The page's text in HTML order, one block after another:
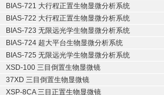
BIAS-721 大行程正置生物显微分析系统
BIAS-722 大行程正置生物显微分析系统
BIAS-723 无限远光学生物显微分析系统
BIAS-724 超大平台生物显微分析系统
BIAS-725 无限远光学生物显微分析系统
XSD-100 三目倒置生物显微镜
37XD 三目倒置生物显微镜
XSP-8CA 三目正置生物显微镜